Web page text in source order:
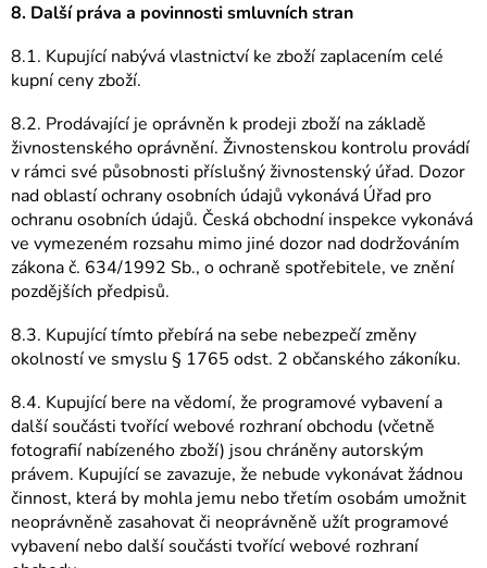
8. Další práva a povinnosti smluvních stran
8.1. Kupující nabývá vlastnictví ke zboží zaplacením celé
kupní ceny zboží.
8.2. Prodávající je oprávněn k prodeji zboží na základě
živnostenského oprávnění. Živnostenskou kontrolu provádí
v rámci své působnosti příslušný živnostenský úřad. Dozor
nad oblastí ochrany osobních údajů vykonává Úřad pro
ochranu osobních údajů. Česká obchodní inspekce vykonává
ve vymezeném rozsahu mimo jiné dozor nad dodržováním
zákona č. 634/1992 Sb., o ochraně spotřebitele, ve znění
pozdějších předpisů.
8.3. Kupující tímto přebírá na sebe nebezpečí změny
okolností ve smyslu § 1765 odst. 2 občanského zákoníku.
8.4. Kupující bere na vědomí, že programové vybavení a
další součásti tvořící webové rozhraní obchodu (včetně
fotografií nabízeného zboží) jsou chráněny autorským
právem. Kupující se zavazuje, že nebude vykonávat žádnou
činnost, která by mohla jemu nebo třetím osobám umožnit
neoprávněně zasahovat či neoprávněně užít programové
vybavení nebo další součásti tvořící webové rozhraní